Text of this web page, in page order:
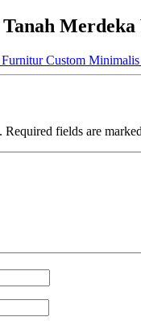
Custom
Required fields are marked